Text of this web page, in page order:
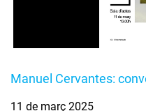
Manuel Cervantes:
11 de març 2025